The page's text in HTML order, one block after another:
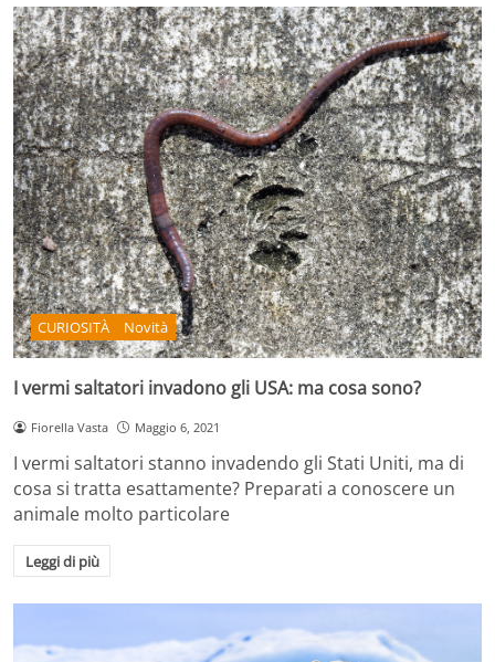
CURIOSITÀ Novità
I vermi saltatori invadono gli USA: ma cosa sono?
Fiorella Vasta Maggio 6, 2021
I vermi saltatori stanno invadendo gli Stati Uniti, ma di
cosa si tratta esattamente? Preparati a conoscere un
animale molto particolare
Leggi di più